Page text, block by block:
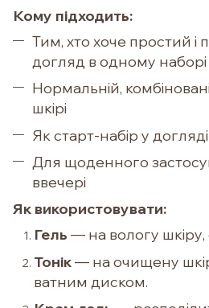
Кому підходить:
Тим, хто хоче простий
догляд в одному наборі
Нормальній,
шкірі
Як старт-набір у
Для щоденного
ввечері
Як використовувати:
Гель — на вологу шкіру,
Тонік— на очищену
ватним диском.